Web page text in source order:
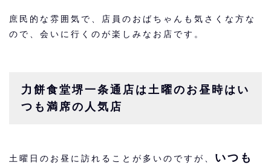
庶民的な雰囲気で、店員のおばちゃんも気さくな方な
ので、会いに行くのが楽しみなお店です。
力餅食堂堺一条通店は土曜のお昼時はい
つも満席の人気店
土曜日のお昼に訪れることが多いのですが、 いつも